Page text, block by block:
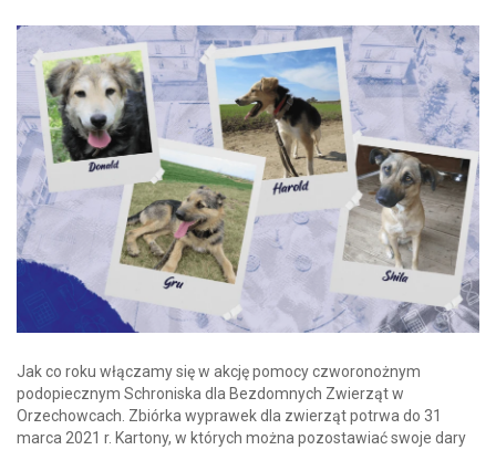
Jak co roku włączamy się w akcję pomocy czworonożnym
podopiecznym Schroniska dla Bezdomnych Zwierząt w
Orzechowcach. Zbiórka wyprawek dla zwierząt potrwa do 31
marca 2021 r. Kartony, w których można pozostawiać swoje dary